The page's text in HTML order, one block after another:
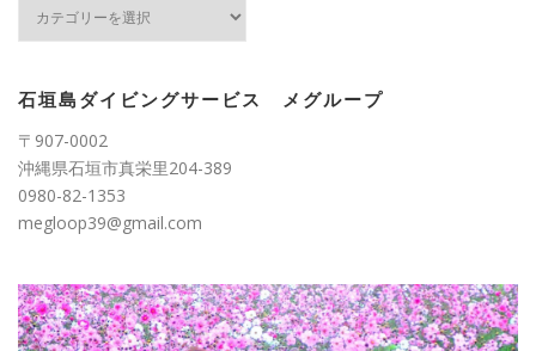
ー
石垣島ダイビングサービス メグループ
〒907-0002
沖縄県石垣市真栄里204-389
0980-82-1353
megloop39@gmail.com